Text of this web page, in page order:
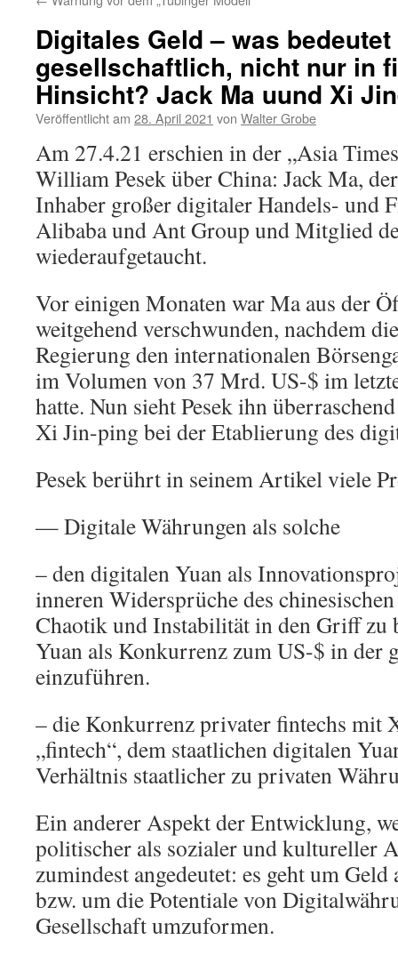
Digitales Geld – was
gesellschaftlich, nicht nur in
Hinsicht? Jack Ma uund Xi
Veröffentlicht am 28. April 2021 von Walter Grobe
Am 27.4.21 erschien in der „Asia
William Pesek über China: Jack Ma,
Inhaber großer digitaler Handels- und
Alibaba und Ant Group und Mitglied
wiederaufgetaucht.
Vor einigen Monaten war Ma aus der
weitgehend verschwunden, nachdem
Regierung den internationalen
im Volumen von 37 Mrd. US-$ im
hatte. Nun sieht Pesek ihn
Xi Jin-ping bei der Etablierung des
Pesek berührt in seinem Artikel viele
— Digitale Währungen als solche
– den digitalen Yuan als
inneren Widersprüche des
Chaotik und Instabilität in den Griff zu
Yuan als Konkurrenz zum US-$ in der
einzuführen.
– die Konkurrenz privater fintechs mit
„fintech“, dem staatlichen digitalen
Verhältnis staatlicher zu privaten
Ein anderer Aspekt der Entwicklung,
politischer als sozialer und kultureller
zumindest angedeutet: es geht um
bzw. um die Potentiale von
Gesellschaft umzuformen.